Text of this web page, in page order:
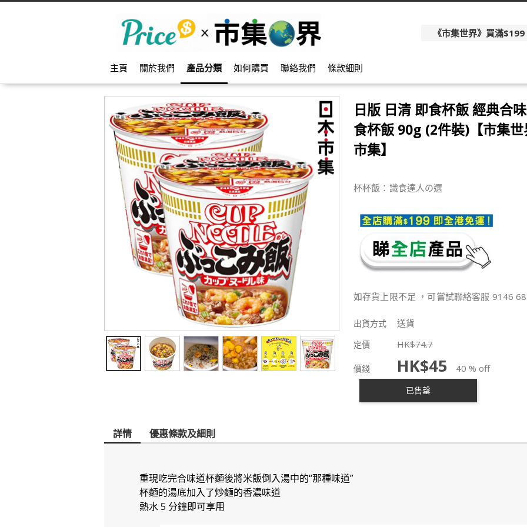
《市集世界》買滿
主頁 關於我們 產品分類 如何購買 聯絡我們 條款細則
日版 日清 即食杯飯 經典合
食杯飯 90g (2件裝)【市集
市集】
杯杯飯：識食達人の選
如存貨上限不足 ，可嘗試聯絡客服 9146
出貨方式 送貨
定價 HK$74.7
價錢 HK$45 40 % off
已售罄
詳情 優惠條款及細則
重現吃完合味道杯麵後將米飯倒入湯中的“那種味道”
杯麵的湯底加入了炒麵的香濃味道
熱水 5 分鐘即可享用